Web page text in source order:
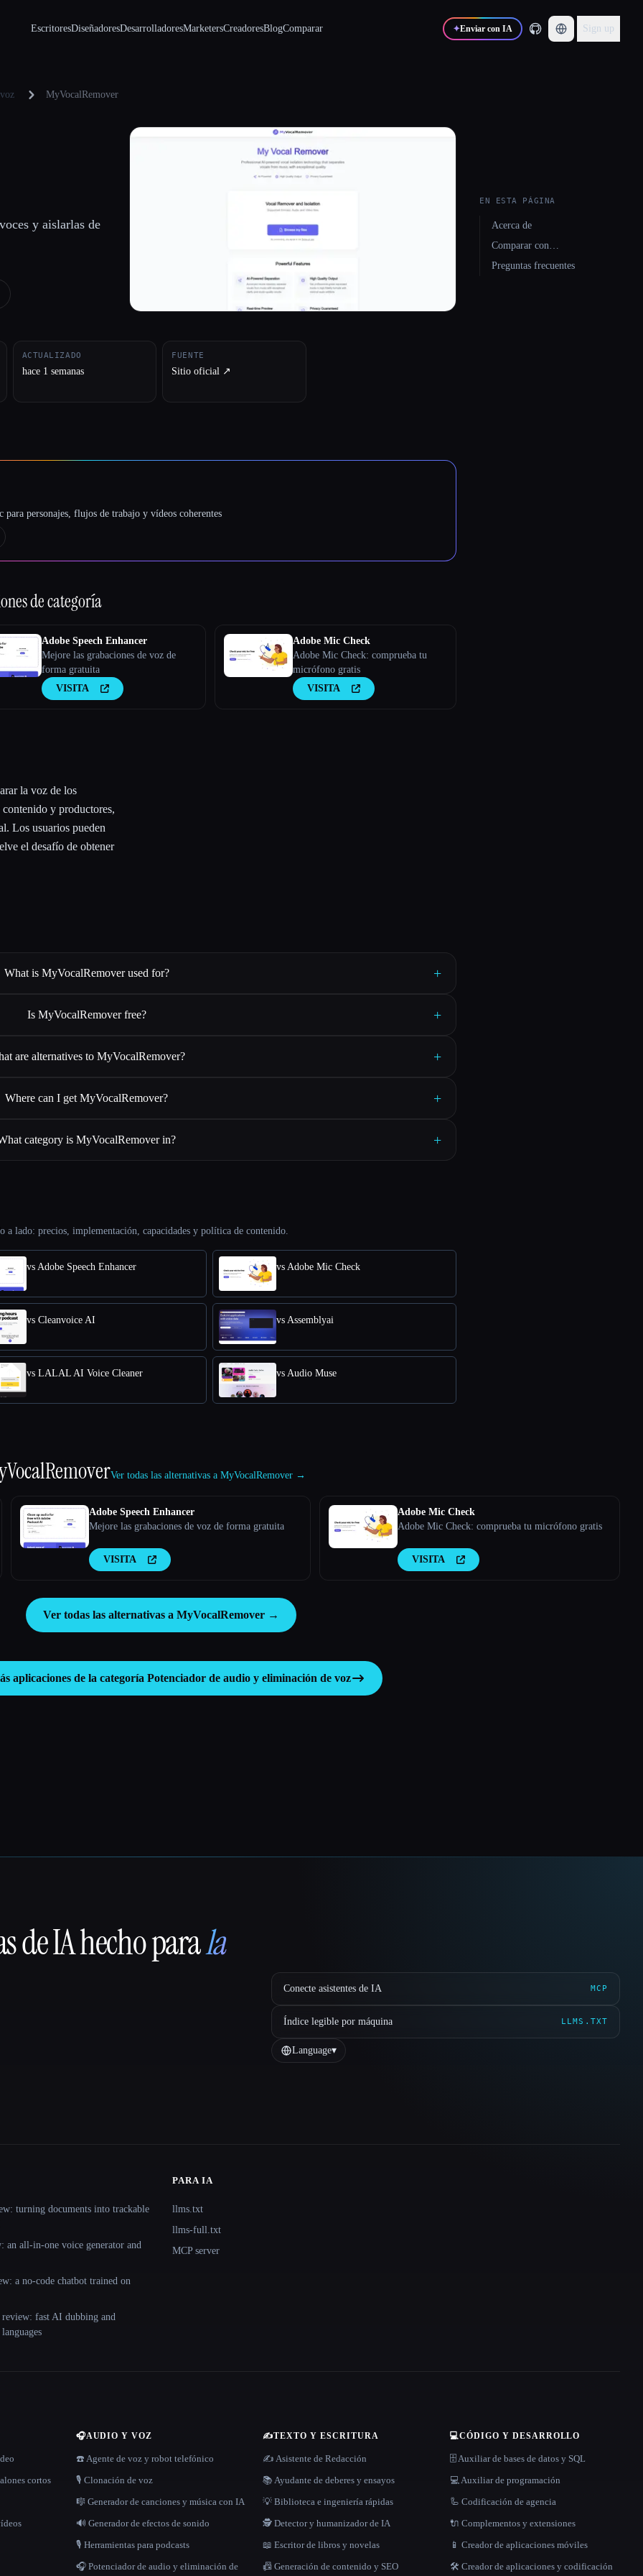
EscritoresDiseñadoresDesarrolladoresMarketersCreadoresBlogComparar ✦Enviar con IA Sign up
MyVocalRemover
y aislarlas de
ACTUALIZADO
hace 1 semanas
FUENTE
Sitio oficial ↗︎
personajes, flujos de trabajo y vídeos coherentes
de categoría
Adobe Speech Enhancer
Mejore las grabaciones de voz de
forma gratuita
VISITA
Adobe Mic Check
Adobe Mic Check: comprueba tu
micrófono gratis
VISITA
la voz de los
y productores,
Los usuarios pueden
el desafío de obtener
What is MyVocalRemover used for? +
Is MyVocalRemover free? +
are alternatives to MyVocalRemover? +
Where can I get MyVocalRemover? +
category is MyVocalRemover in? +
lado: precios, implementación, capacidades y política de contenido.
vs Adobe Speech Enhancer vs Adobe Mic Check
vs Cleanvoice AI vs Assemblyai
vs LALAL AI Voice Cleaner vs Audio Muse
EN ESTA PÁGINA
Acerca de
Comparar con…
Preguntas frecuentes
Ver todas las alternativas a MyVocalRemover →
Adobe Speech Enhancer
Mejore las grabaciones de voz de forma gratuita
VISITA
Adobe Mic Check
Adobe Mic Check: comprueba tu micrófono gratis
VISITA
Ver todas las alternativas a MyVocalRemover →
aplicaciones de la categoría Potenciador de audio y eliminación de voz
de IA hecho parala
Conecte asistentes de IA MCP
Índice legible por máquina LLMS.TXT
Language▾
turning documents into trackable
an all-in-one voice generator and
a no-code chatbot trained on
fast AI dubbing and
PARA IA
llms.txt
llms-full.txt
MCP server
cortos
🎧AUDIO Y VOZ
☎️ Agente de voz y robot telefónico
🎙️ Clonación de voz
🎼 Generador de canciones y música con IA
🔊 Generador de efectos de sonido
🎙️ Herramientas para podcasts
🎧 Potenciador de audio y eliminación de
✍️TEXTO Y ESCRITURA
✍️ Asistente de Redacción
📚 Ayudante de deberes y ensayos
💡 Biblioteca e ingeniería rápidas
🕵️ Detector y humanizador de IA
📖 Escritor de libros y novelas
📠 Generación de contenido y SEO
💻CÓDIGO Y DESARROLLO
🗄️ Auxiliar de bases de datos y SQL
💻 Auxiliar de programación
🦾 Codificación de agencia
🔌 Complementos y extensiones
📱 Creador de aplicaciones móviles
🛠️ Creador de aplicaciones y codificación